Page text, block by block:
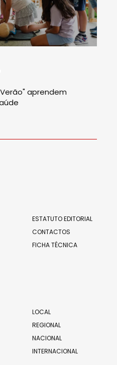
aprendem
ESTATUTO EDITORIAL
CONTACTOS
FICHA TÉCNICA
LOCAL
REGIONAL
NACIONAL
INTERNACIONAL